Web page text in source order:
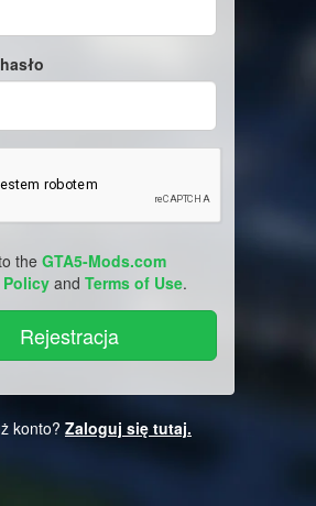
the GTA5-Mods.com
Policy and Terms of Use.
konto? Zaloguj się tutaj.